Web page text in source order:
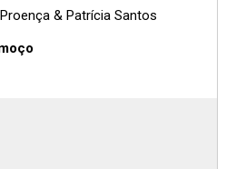
& Patrícia Santos